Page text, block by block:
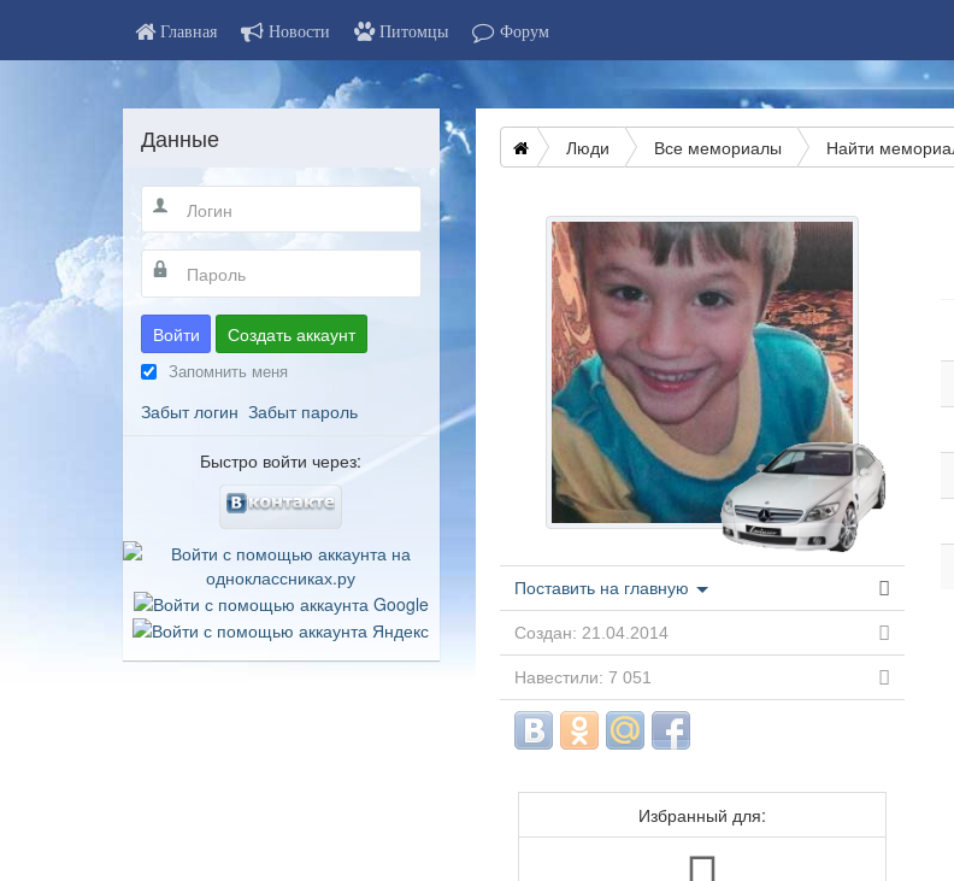
Главная Новости Питомцы Форум
Люди Все мемориалы Найти
Поставить на главную
Создан: 21.04.2014
Навестили: 7 051
Избранный для:
Данные
Войти Создать аккаунт
Запомнить меня
Забыт логин Забыт пароль
Быстро войти через: